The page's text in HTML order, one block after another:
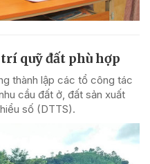
quỹ đất phù hợp
thành lập các tổ công tác
cầu đất ở, đất sản xuất
số (DTTS).